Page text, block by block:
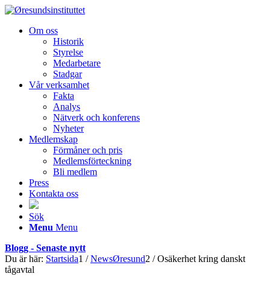
Om oss
Historik
Styrelse
Medarbetare
Stadgar
Vår verksamhet
Fakta
Analys
Nätverk och konferens
Nyheter
Medlemskap
Förmåner och pris
Medlemsförteckning
Bli medlem
Press
Kontakta oss
Sök
Menu Menu
Blogg - Senaste nytt
Du är här: Startsida1 / NewsØresund2 / Osäkerhet kring danskt
tågavtal